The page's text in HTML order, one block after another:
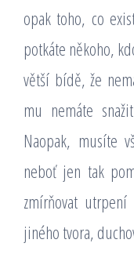
opak toho, co
potkáte někoho,
větší bídě, že
mu nemáte
Naopak, musíte
neboť jen tak
zmírňovat
jiného tvora,